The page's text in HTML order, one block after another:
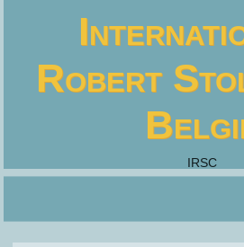
Robert
IRSC